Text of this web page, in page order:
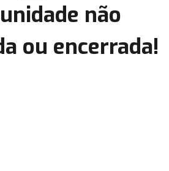
não
ou encerrada!